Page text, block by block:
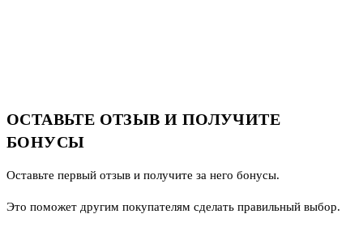
ОСТАВЬТЕ ОТЗЫВ И ПОЛУЧИТЕ
БОНУСЫ
Оставьте первый отзыв и получите за него бонусы.
Это поможет другим покупателям сделать правильный выбор.